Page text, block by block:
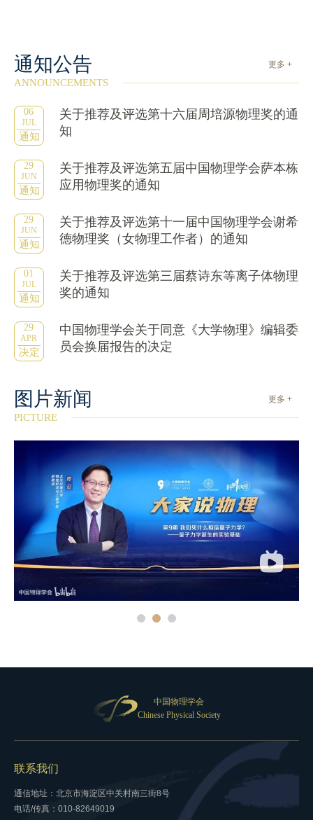
通知公告 更多 +
ANNOUNCEMENTS
06
JUL
通知
关于推荐及评选第十六届周培源物理奖的通
知
29
JUN
通知
关于推荐及评选第五届中国物理学会萨本栋
应用物理奖的通知
29
JUN
通知
关于推荐及评选第十一届中国物理学会谢希
德物理奖（女物理工作者）的通知
01
JUL
通知
关于推荐及评选第三届蔡诗东等离子体物理
奖的通知
29
APR
决定
中国物理学会关于同意《大学物理》编辑委
员会换届报告的决定
更多 +
图片新闻
PICTURE
中国物理学会
Chinese Physical Society
联系我们
通信地址：北京市海淀区中关村南三街8号
电话/传真：010-82649019